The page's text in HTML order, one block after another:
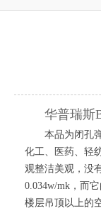
华普瑞斯
本品为闭孔
化工、医药、轻
观整洁美观，没
0.034w/mk，而
楼层吊顶以上的